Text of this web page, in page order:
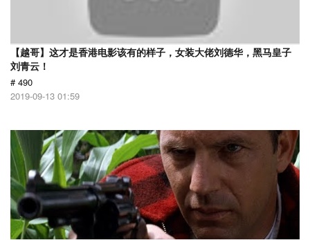
【越哥】这才是香港电影该有的样子，女装大佬刘德华，黑马皇子
刘青云！
# 490
2019-09-13 01:59